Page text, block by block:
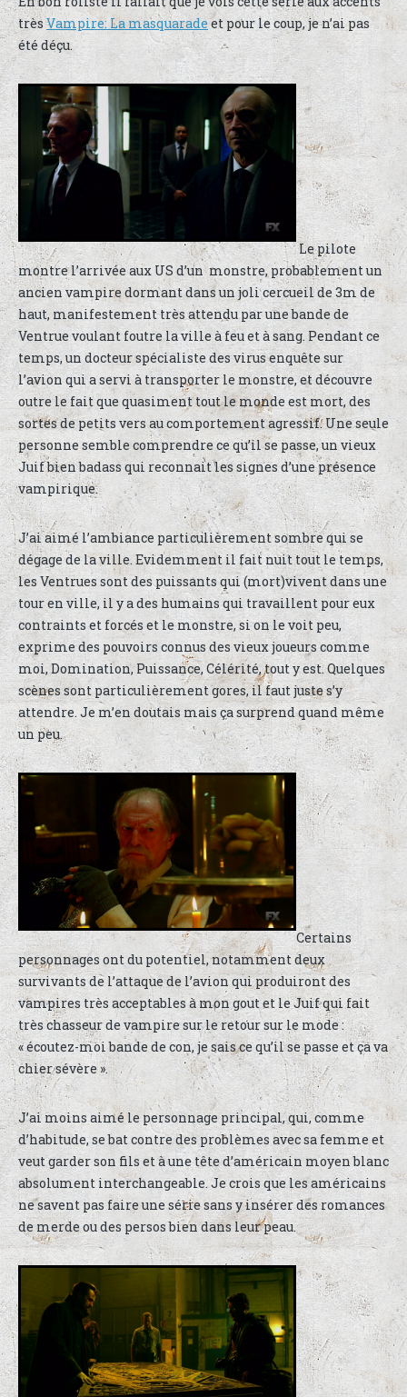
trèsVampire: La masquaradeet pour le coup, je n’ai pas
été déçu.
Le pilote
montre l’arrivée aux US d’un monstre, probablement un
ancien vampire dormant dans un joli cercueil de 3m de
haut, manifestement très attendu par une bande de
Ventrue voulant foutre la ville à feu et à sang. Pendant ce
temps, un docteur spécialiste des virus enquête sur
l’avion qui a servi à transporter le monstre, et découvre
outre le fait que quasiment tout le monde est mort, des
sortes de petits vers au comportement agressif. Une seule
personne semble comprendre ce qu’il se passe, un vieux
Juif bien badass qui reconnait les signes d’une présence
vampirique.
J’ai aimé l’ambiance particulièrement sombre qui se
dégage de la ville. Evidemment il fait nuit tout le temps,
les Ventrues sont des puissants qui (mort)vivent dans une
tour en ville, il y a des humains qui travaillent pour eux
contraints et forcés et le monstre, si on le voit peu,
exprime des pouvoirs connus des vieux joueurs comme
moi, Domination, Puissance, Célérité, tout y est. Quelques
scènes sont particulièrement gores, il faut juste s’y
attendre. Je m’en doutais mais ça surprend quand même
un peu.
Certains
personnages ont du potentiel, notamment deux
survivants de l’attaque de l’avion qui produiront des
vampires très acceptables à mon gout et le Juif qui fait
très chasseur de vampire sur le retour sur le mode :
« écoutez-moi bande de con, je sais ce qu’il se passe et ça va
chier sévère ».
J’ai moins aimé le personnage principal, qui, comme
d’habitude, se bat contre des problèmes avec sa femme et
veut garder son fils et à une tête d’américain moyen blanc
absolument interchangeable. Je crois que les américains
ne savent pas faire une série sans y insérer des romances
de merde ou des persos bien dans leur peau.